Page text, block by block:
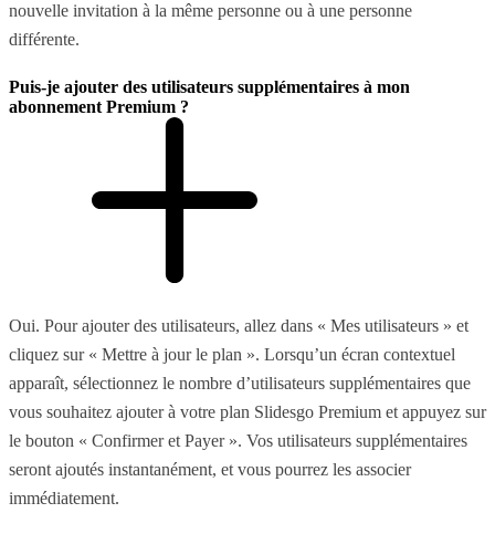
nouvelle invitation à la même personne ou à une personne
différente.
Puis-je ajouter des utilisateurs supplémentaires à mon
abonnement Premium ?
Oui. Pour ajouter des utilisateurs, allez dans « Mes utilisateurs » et
cliquez sur « Mettre à jour le plan ». Lorsqu’un écran contextuel
apparaît, sélectionnez le nombre d’utilisateurs supplémentaires que
vous souhaitez ajouter à votre plan Slidesgo Premium et appuyez sur
le bouton « Confirmer et Payer ». Vos utilisateurs supplémentaires
seront ajoutés instantanément, et vous pourrez les associer
immédiatement.